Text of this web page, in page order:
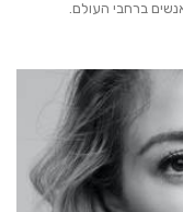
ברחבי העולם.